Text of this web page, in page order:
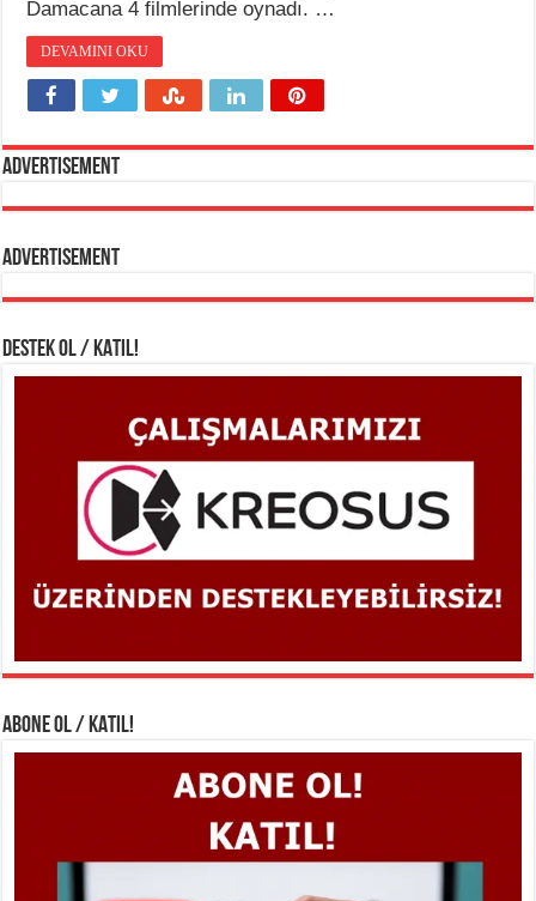
Damacana 4 filmlerinde oynadı. …
DEVAMINI OKU
Advertisement
Advertisement
DESTEK OL / KATIL!
ABONE OL / KATIL!